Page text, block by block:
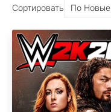
Сортировать По Новые